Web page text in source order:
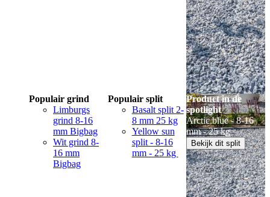
Populair grind
Limburgs
grind 8-16
mm Bigbag
Wit grind 8-
16 mm
Bigbag
Populair split
Basalt split 2-
8 mm 25 kg
Yellow sun
split - 8-16
mm - 25 kg
Product in de
spotlight
Arctic blue - 8-16
mm - 25 kg
Bekijk dit split